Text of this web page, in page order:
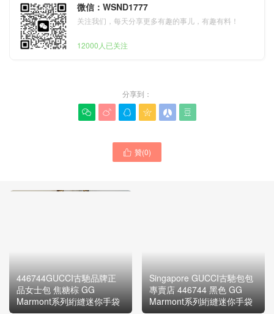
微信：WSND1777
关注我们，每天分享更多有趣的事儿，有趣有料！
12000人已关注
分享到：
     
 贊(0)
446744GUCCI古馳品牌正
品女士包 焦糖棕 GG
Marmont系列絎縫迷你手袋
Singapore GUCCI古馳包包
專賣店 446744 黑色 GG
Marmont系列絎縫迷你手袋